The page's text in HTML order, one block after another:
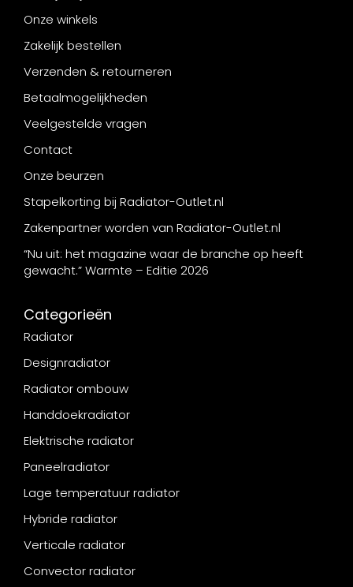
Onze winkels
Zakelijk bestellen
Verzenden & retourneren
Betaalmogelijkheden
Veelgestelde vragen
Contact
Onze beurzen
Stapelkorting bij Radiator-Outlet.nl
Zakenpartner worden van Radiator-Outlet.nl
“Nu uit: het magazine waar de branche op heeft
gewacht.” Warmte – Editie 2026
Categorieën
Radiator
Designradiator
Radiator ombouw
Handdoekradiator
Elektrische radiator
Paneelradiator
Lage temperatuur radiator
Hybride radiator
Verticale radiator
Convector radiator